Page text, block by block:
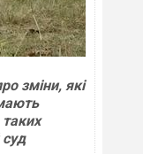
зміни, які
суд